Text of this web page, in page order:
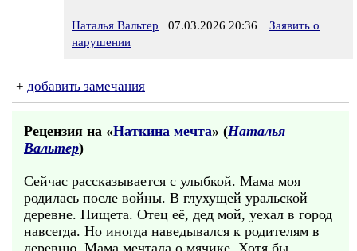
Наталья Вальтер 07.03.2026 20:36
Заявить о
нарушении
+ добавить замечания
Рецензия на «Наткина мечта» (Наталья
Вальтер)
Сейчас рассказывается с улыбкой. Мама моя
родилась после войны. В глухущей уральской
деревне. Нищета. Отец её, дед мой, уехал в город
навсегда. Но иногда наведывался к родителям в
деревню. Мама мечтала о мячике. Хотя бы